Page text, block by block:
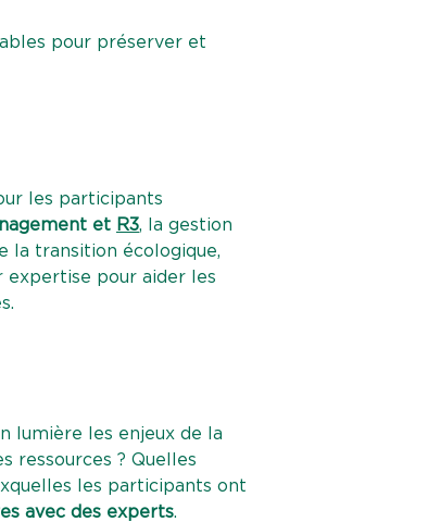
pour préserver et
les participants
et R3, la gestion
la transition écologique,
expertise pour aider les
lumière les enjeux de la
ressources ? Quelles
les participants ont
avec des experts.